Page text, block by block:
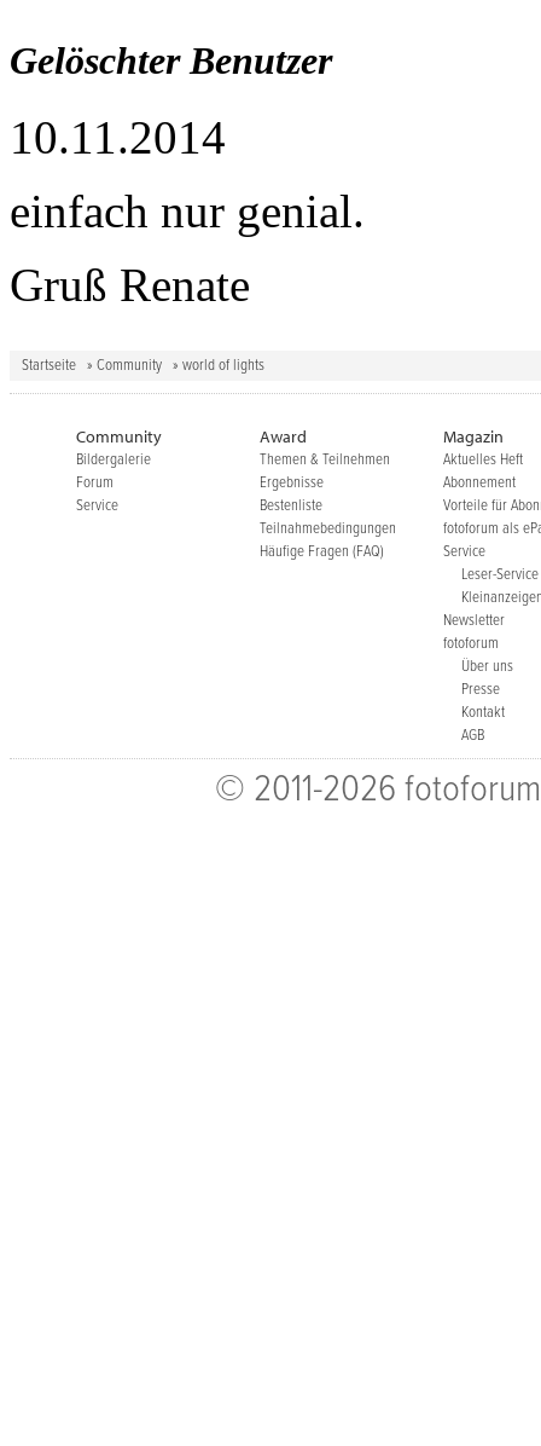
Gelöschter Benutzer
10.11.2014
einfach nur genial.
Gruß Renate
Startseite » Community » world of lights
Community
Bildergalerie
Forum
Service
Award
Themen & Teilnehmen
Ergebnisse
Bestenliste
Teilnahmebedingungen
Häufige Fragen (FAQ)
Magazin
Aktuelles Heft
Abonnement
Vorteile für
fotoforum als
Service
Leser-Service
Newsletter
fotoforum
Über uns
Presse
Kontakt
AGB
© 2011-2026